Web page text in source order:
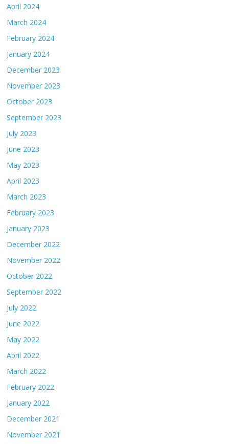
April 2024
March 2024
February 2024
January 2024
December 2023
November 2023
October 2023
September 2023
July 2023
June 2023
May 2023
April 2023
March 2023
February 2023
January 2023
December 2022
November 2022
October 2022
September 2022
July 2022
June 2022
May 2022
April 2022
March 2022
February 2022
January 2022
December 2021
November 2021